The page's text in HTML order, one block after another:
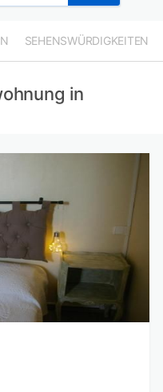
SEHENSWÜRDIGKEITEN
in